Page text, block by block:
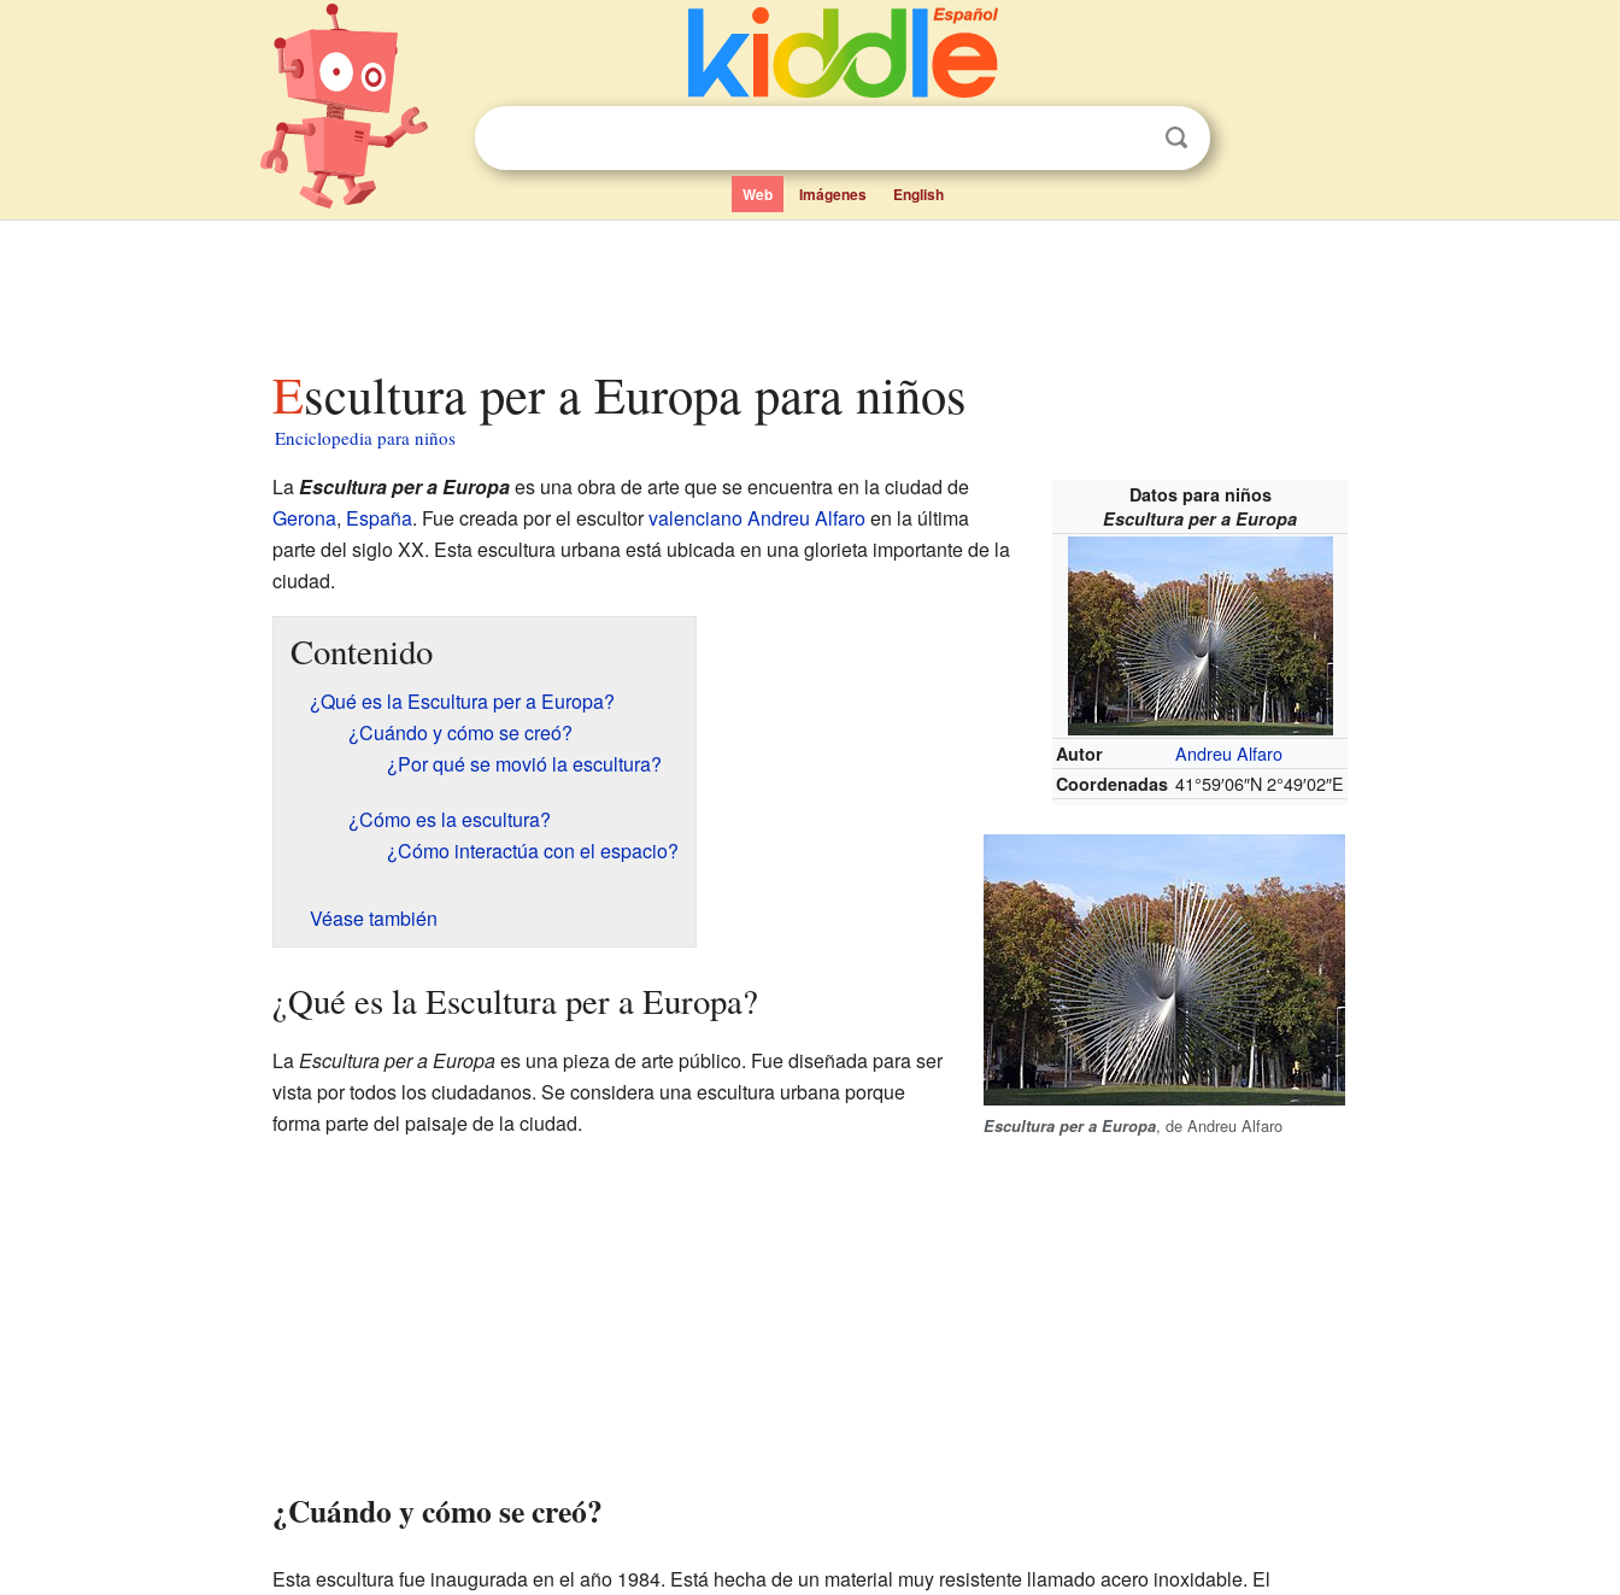
Web Imágenes English
Escultura per a Europa para niños
Enciclopedia para niños
Datos para niños
Escultura per a Europa
Autor Andreu Alfaro
Coordenadas 41°59′06″N 2°49′02″E
Escultura per a Europa, de Andreu Alfaro
LaEscultura per a Europaes una obra de arte que se encuentra en la ciudad de
Gerona, España. Fue creada por el escultorvalencianoAndreu Alfaroen la última
parte del siglo XX. Esta escultura urbana está ubicada en una glorieta importante de la
ciudad.
Contenido
¿Qué es la Escultura per a Europa?
¿Cuándo y cómo se creó?
¿Por qué se movió la escultura?
¿Cómo es la escultura?
¿Cómo interactúa con el espacio?
Véase también
¿Qué es la Escultura per a Europa?
LaEscultura per a Europaes una pieza de arte público. Fue diseñada para ser
vista por todos los ciudadanos. Se considera una escultura urbana porque
forma parte del paisaje de la ciudad.
¿Cuándo y cómo se creó?
Esta escultura fue inaugurada en el año 1984. Está hecha de un material muy resistente llamado acero inoxidable. El